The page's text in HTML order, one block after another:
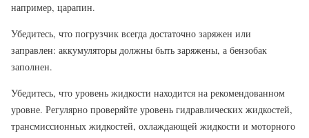
например, царапин.
Убедитесь, что погрузчик всегда достаточно заряжен или
заправлен: аккумуляторы должны быть заряжены, а бензобак
заполнен.
Убедитесь, что уровень жидкости находится на рекомендованном
уровне. Регулярно проверяйте уровень гидравлических жидкостей,
трансмиссионных жидкостей, охлаждающей жидкости и моторного